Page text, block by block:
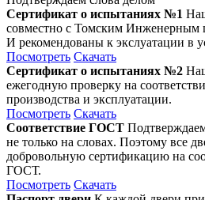
Сертификат о испытаниях №1
совместно с Томским Инженерным
И рекомендованы к экслуатации в
Посмотреть Скачать
Сертификат о испытаниях №2
ежегодную проверку на
производства и эксплуатации.
Посмотреть Скачать
Соответствие ГОСТ
не только на словах. Поэтому все
добровольную сертификацию на
ГОСТ.
Посмотреть Скачать